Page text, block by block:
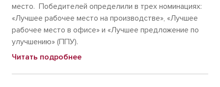
место. Победителей определили в трех номинациях:
«Лучшее рабочее место на производстве», «Лучшее
рабочее место в офисе» и «Лучшее предложение по
улучшению» (ППУ).
Читать подробнее